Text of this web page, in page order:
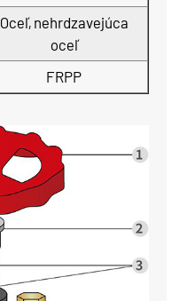
Oceľ, nehrdzavejúca
oceľ
FRPP